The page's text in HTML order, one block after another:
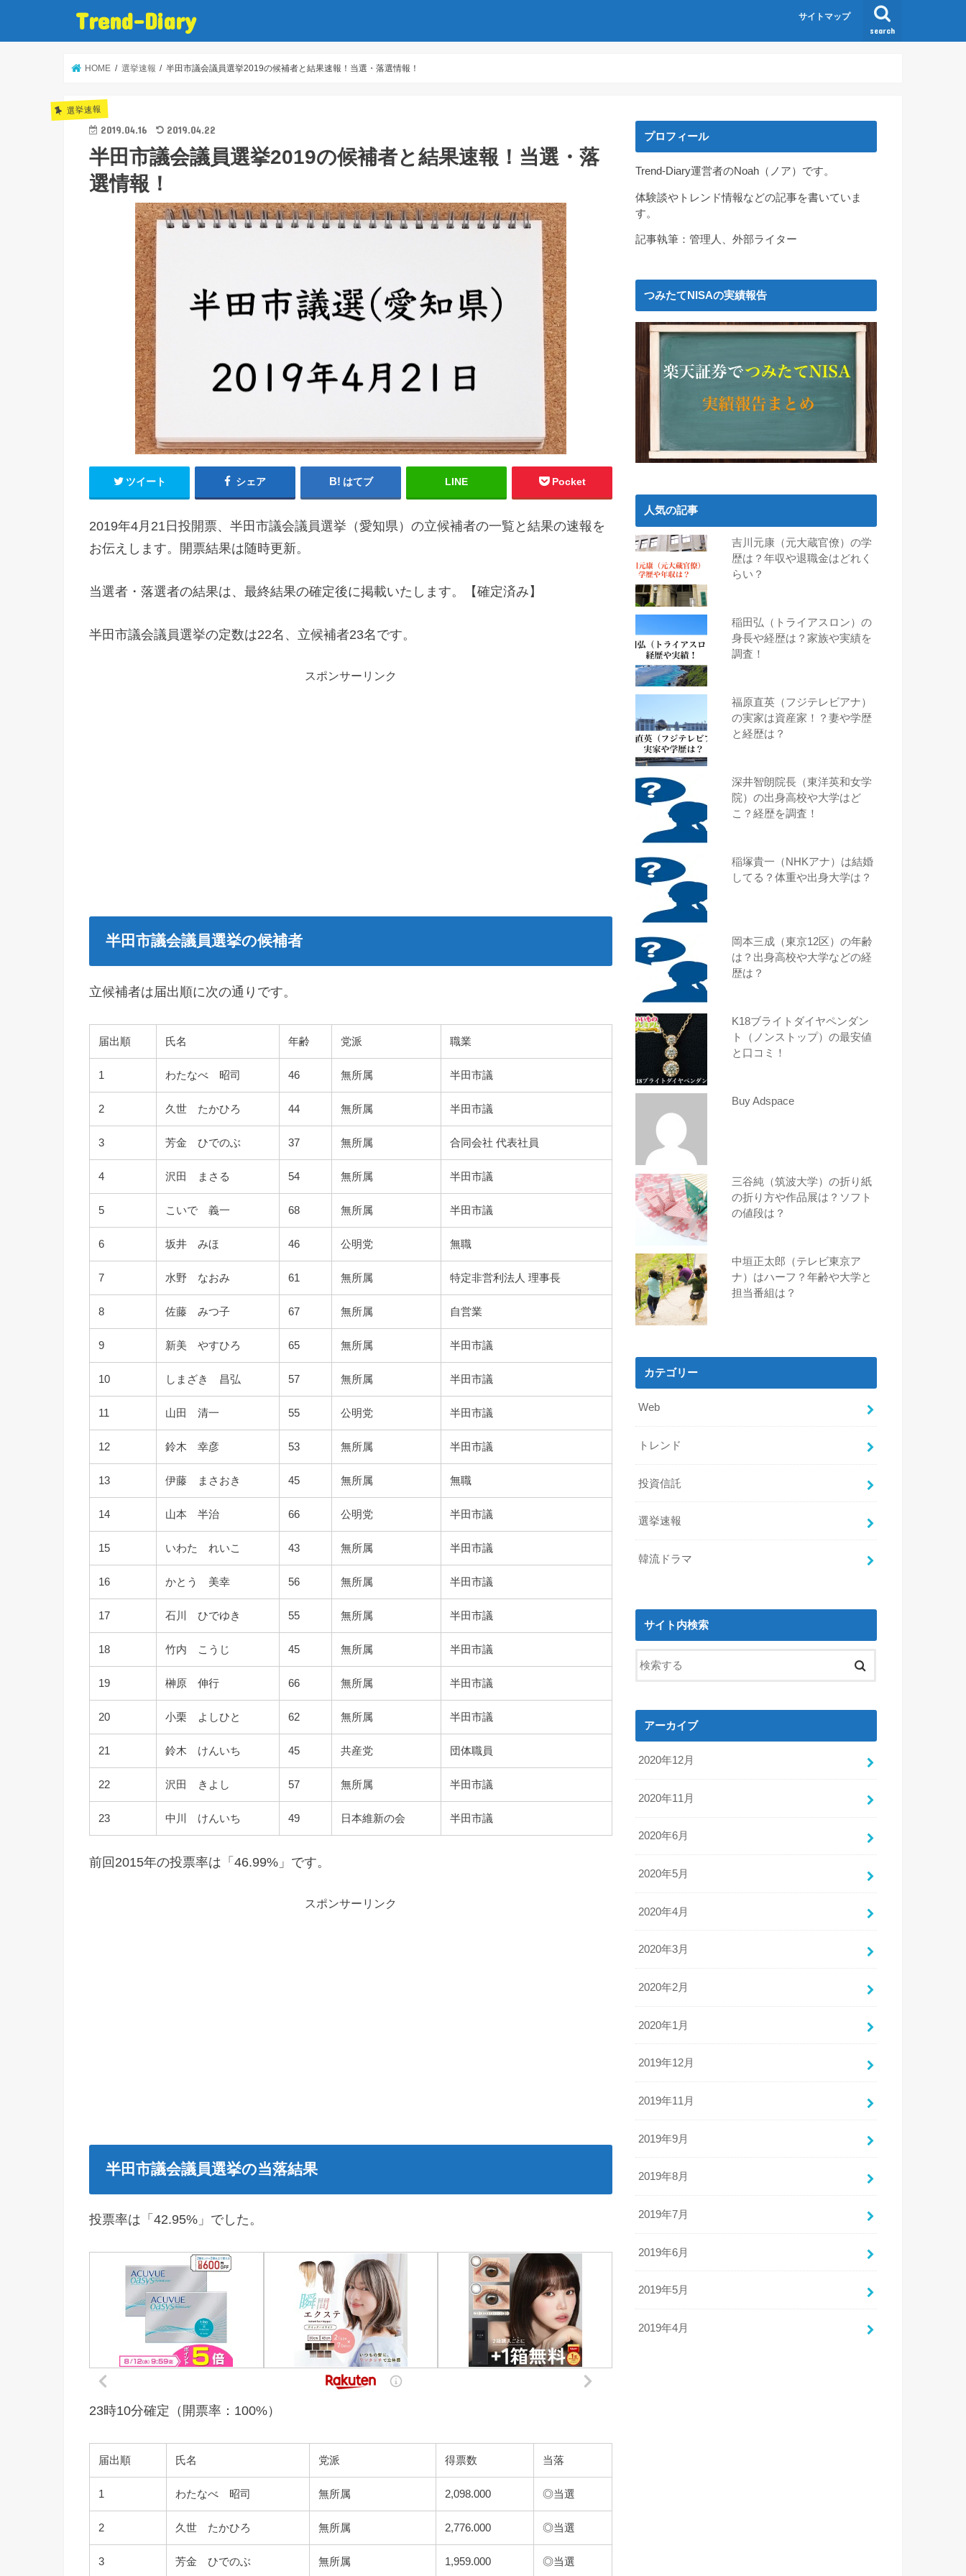
Trend-Diary search
サイトマップ
HOME 選挙速報 半田市議会議員選挙2019の候補者と結果速報！当選・落選情報！
選挙速報
2019.04.16 2019.04.22
半田市議会議員選挙2019の候補者と結果速報！当選・落
選情報！
ツイート シェア はてブ LINE Pocket
2019年4月21日投開票、半田市議会議員選挙（愛知県）の立候補者の一覧と結果の速報を
お伝えします。開票結果は随時更新。
当選者・落選者の結果は、最終結果の確定後に掲載いたします。【確定済み】
半田市議会議員選挙の定数は22名、立候補者23名です。
スポンサーリンク
半田市議会議員選挙の候補者
立候補者は届出順に次の通りです。
届出順 氏名 年齢 党派 職業
1 わたなべ 昭司 46 無所属 半田市議
2 久世 たかひろ 44 無所属 半田市議
3 芳金 ひでのぶ 37 無所属 合同会社 代表社員
4 沢田 まさる 54 無所属 半田市議
5 こいで 義一 68 無所属 半田市議
6 坂井 みほ 46 公明党 無職
7 水野 なおみ 61 無所属 特定非営利法人 理事長
8 佐藤 みつ子 67 無所属 自営業
9 新美 やすひろ 65 無所属 半田市議
10 しまざき 昌弘 57 無所属 半田市議
11 山田 清一 55 公明党 半田市議
12 鈴木 幸彦 53 無所属 半田市議
13 伊藤 まさおき 45 無所属 無職
14 山本 半治 66 公明党 半田市議
15 いわた れいこ 43 無所属 半田市議
16 かとう 美幸 56 無所属 半田市議
17 石川 ひでゆき 55 無所属 半田市議
18 竹内 こうじ 45 無所属 半田市議
19 榊原 伸行 66 無所属 半田市議
20 小栗 よしひと 62 無所属 半田市議
21 鈴木 けんいち 45 共産党 団体職員
22 沢田 きよし 57 無所属 半田市議
23 中川 けんいち 49 日本維新の会 半田市議
前回2015年の投票率は「46.99%」です。
スポンサーリンク
半田市議会議員選挙の当落結果
投票率は「42.95%」でした。
23時10分確定（開票率：100%）
届出順 氏名 党派 得票数 当落
1 わたなべ 昭司 無所属 2,098.000 ◎当選
2 久世 たかひろ 無所属 2,776.000 ◎当選
3 芳金 ひでのぶ 無所属 1,959.000 ◎当選
プロフィール
Trend-Diary運営者のNoah（ノア）です。
体験談やトレンド情報などの記事を書いていま
す。
記事執筆：管理人、外部ライター
つみたてNISAの実績報告
人気の記事
吉川元康（元大蔵官僚）の学
歴は？年収や退職金はどれく
らい？
稲田弘（トライアスロン）の
身長や経歴は？家族や実績を
調査！
福原直英（フジテレビアナ）
の実家は資産家！？妻や学歴
と経歴は？
深井智朗院長（東洋英和女学
院）の出身高校や大学はど
こ？経歴を調査！
稲塚貴一（NHKアナ）は結婚
してる？体重や出身大学は？
岡本三成（東京12区）の年齢
は？出身高校や大学などの経
歴は？
K18ブライトダイヤペンダン
ト（ノンストップ）の最安値
と口コミ！
Buy Adspace
三谷純（筑波大学）の折り紙
の折り方や作品展は？ソフト
の値段は？
中垣正太郎（テレビ東京ア
ナ）はハーフ？年齢や大学と
担当番組は？
カテゴリー
Web
トレンド
投資信託
選挙速報
韓流ドラマ
サイト内検索
アーカイブ
2020年12月
2020年11月
2020年6月
2020年5月
2020年4月
2020年3月
2020年2月
2020年1月
2019年12月
2019年11月
2019年9月
2019年8月
2019年7月
2019年6月
2019年5月
2019年4月